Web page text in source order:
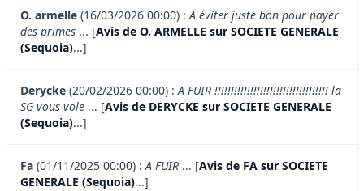
O. armelle (16/03/2026 00:00) :A éviter juste bon pour payer
des primes ... [Avis de O. ARMELLE sur SOCIETE GENERALE
(Sequoia)...]
Derycke (20/02/2026 00:00) :A FUIR !!!!!!!!!!!!!!!!!!!!!!!!!!!!!!!!!!! la
SG vous vole ... [Avis de DERYCKE sur SOCIETE GENERALE
(Sequoia)...]
Fa (01/11/2025 00:00) :A FUIR ... [Avis de FA sur SOCIETE
GENERALE (Sequoia)...]